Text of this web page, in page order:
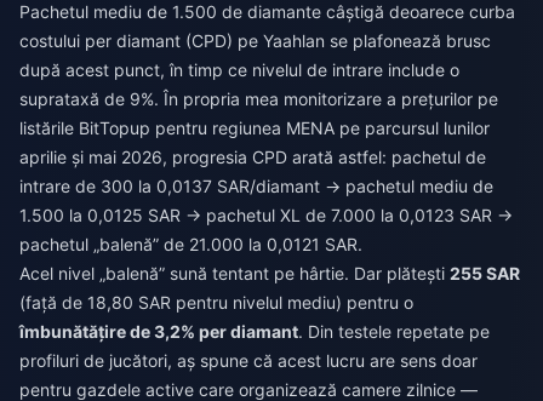
Pachetul mediu de 1.500 de diamante câștigă deoarece curba
costului per diamant (CPD) pe Yaahlan se plafonează brusc
după acest punct, în timp ce nivelul de intrare include o
suprataxă de 9%. În propria mea monitorizare a prețurilor pe
listările BitTopup pentru regiunea MENA pe parcursul lunilor
aprilie și mai 2026, progresia CPD arată astfel: pachetul de
intrare de 300 la 0,0137 SAR/diamant → pachetul mediu de
1.500 la 0,0125 SAR → pachetul XL de 7.000 la 0,0123 SAR →
pachetul „balenă” de 21.000 la 0,0121 SAR.
Acel nivel „balenă” sună tentant pe hârtie. Dar plătești 255 SAR
(față de 18,80 SAR pentru nivelul mediu) pentru o
îmbunătățire de 3,2% per diamant. Din testele repetate pe
profiluri de jucători, aș spune că acest lucru are sens doar
pentru gazdele active care organizează camere zilnice —